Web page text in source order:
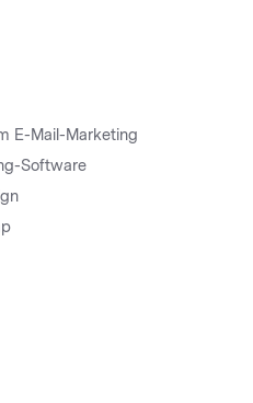
E-Mail-Marketing
Software